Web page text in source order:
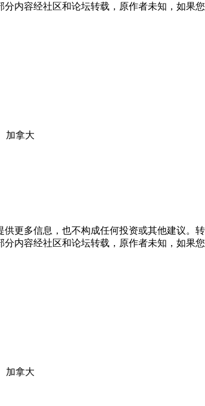
内容经社区和论坛转载，原作者未知，如果
加拿大
更多信息，也不构成任何投资或其他建议。
内容经社区和论坛转载，原作者未知，如果
加拿大